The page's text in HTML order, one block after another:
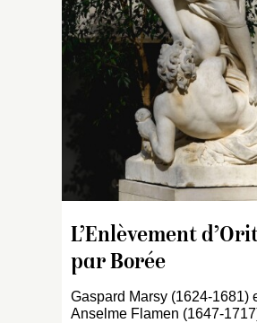
L’Enlèvement
par Borée
Gaspard Marsy (1624-1681)
Anselme Flamen (1647-